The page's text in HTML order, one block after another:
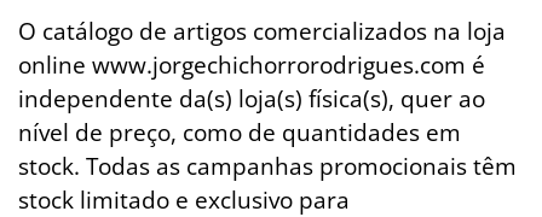
O catálogo de artigos comercializados na loja
online www.jorgechichorrorodrigues.com é
independente da(s) loja(s) física(s), quer ao
nível de preço, como de quantidades em
stock. Todas as campanhas promocionais têm
stock limitado e exclusivo para